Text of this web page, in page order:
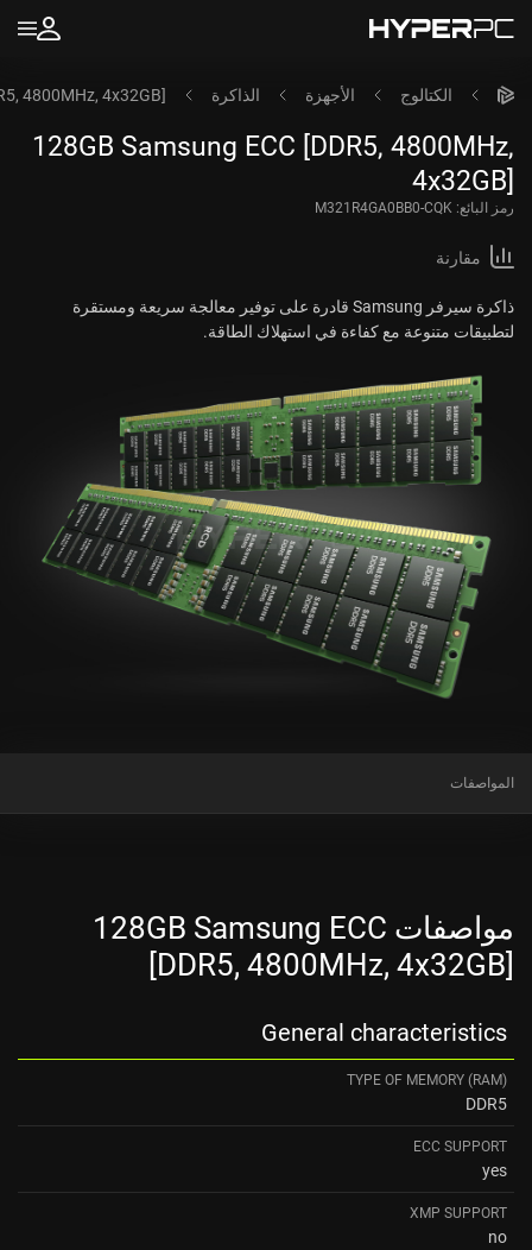
الكتالوج الأجهزة الذاكرة 4800MHz, 4x32GB]
128GB Samsung ECC [DDR5, 4800MHz,
4x32GB]
رمز البائع: M321R4GA0BB0-CQK
مقارنة
ذاكرة سيرفر Samsung قادرة على توفير معالجة سريعة ومستقرة
لتطبيقات متنوعة مع كفاءة في استهلاك الطاقة.
المواصفات
مواصفات 128GB Samsung ECC
[DDR5, 4800MHz, 4x32GB]
General characteristics
TYPE OF MEMORY (RAM)
DDR5
ECC SUPPORT
yes
XMP SUPPORT
no